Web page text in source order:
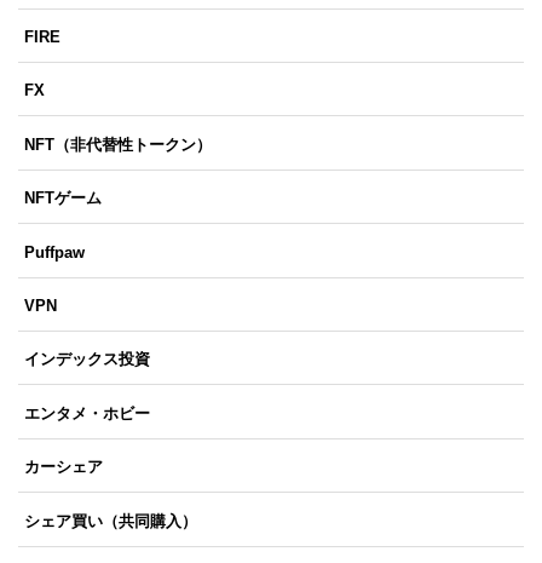
FIRE
FX
NFT（非代替性トークン）
NFTゲーム
Puffpaw
VPN
インデックス投資
エンタメ・ホビー
カーシェア
シェア買い（共同購入）